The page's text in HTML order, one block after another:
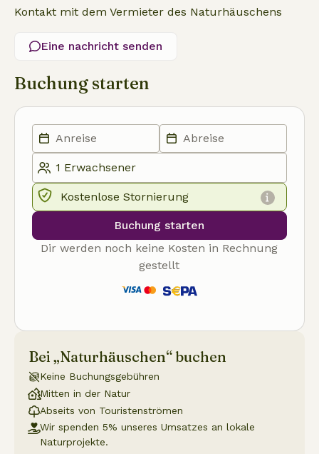
Kontakt mit dem Vermieter des Naturhäuschens
Eine nachricht senden
Buchung starten
Kostenlose Stornierung
Buchung starten
Dir werden noch keine Kosten in Rechnung
gestellt
Bei „Naturhäuschen“ buchen
Keine Buchungsgebühren
Mitten in der Natur
Abseits von Touristenströmen
Wir spenden 5% unseres Umsatzes an lokale
Naturprojekte.